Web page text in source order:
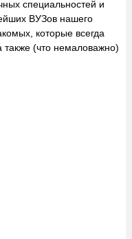
специальностей и
ВУЗов нашего
которые всегда
также (что немаловажно)